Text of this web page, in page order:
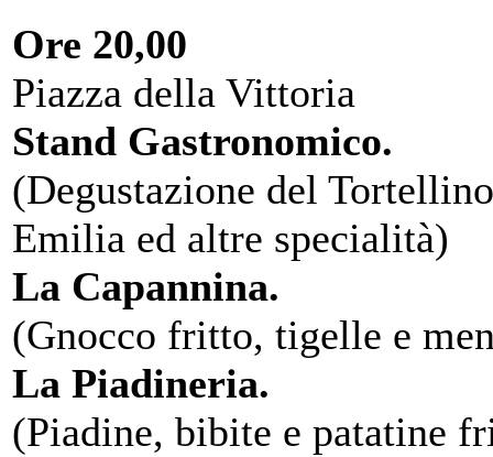
Ore 20,00
Piazza della Vittoria
Stand Gastronomico.
(Degustazione del
Emilia ed altre specialità)
La Capannina.
(Gnocco fritto, tigelle e
La Piadineria.
(Piadine, bibite e patatine